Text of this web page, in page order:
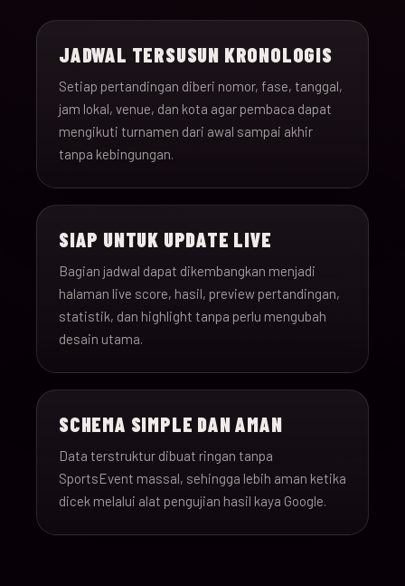
JADWAL TERSUSUN KRONOLOGIS
Setiap pertandingan diberi nomor, fase, tanggal,
jam lokal, venue, dan kota agar pembaca dapat
mengikuti turnamen dari awal sampai akhir
tanpa kebingungan.
SIAP UNTUK UPDATE LIVE
Bagian jadwal dapat dikembangkan menjadi
halaman live score, hasil, preview pertandingan,
statistik, dan highlight tanpa perlu mengubah
desain utama.
SCHEMA SIMPLE DAN AMAN
Data terstruktur dibuat ringan tanpa
SportsEvent massal, sehingga lebih aman ketika
dicek melalui alat pengujian hasil kaya Google.